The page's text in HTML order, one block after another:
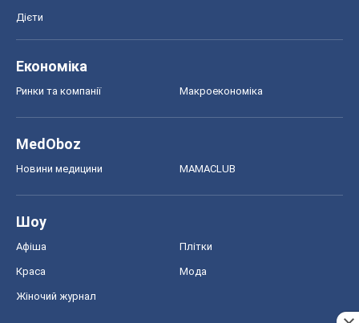
Дієти
Економіка
Ринки та компанії Макроекономіка
MedOboz
Новини медицини MAMACLUB
Шоу
Афіша Плітки
Краса Мода
Жіночий журнал